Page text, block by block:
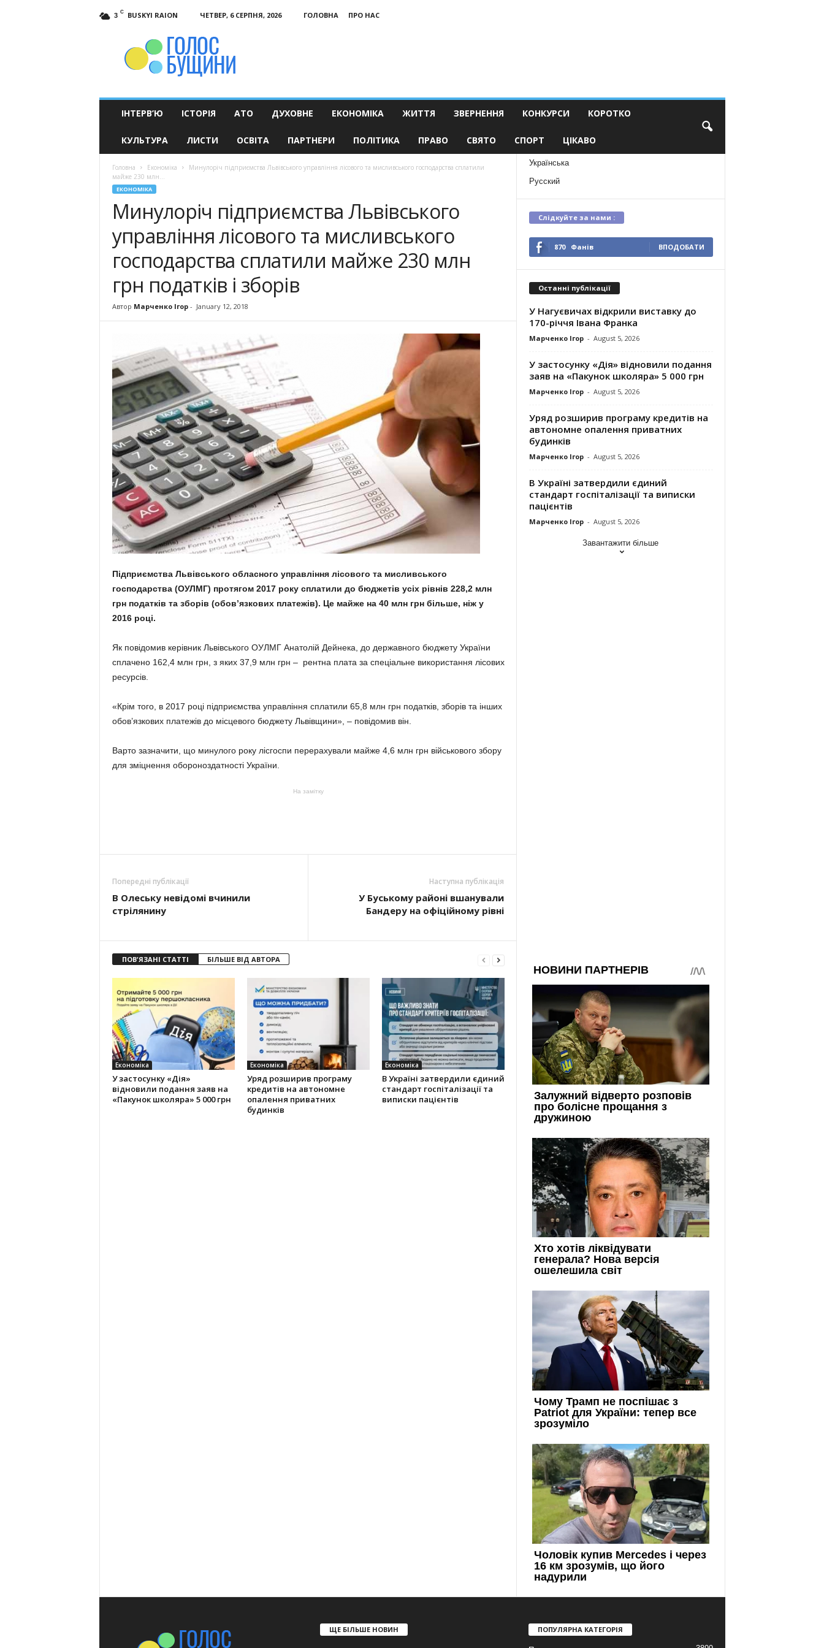
3 C BUSKYI RAION ЧЕТВЕР, 6 СЕРПНЯ, 2026 ГОЛОВНА
ПРО НАС
ІНТЕРВ’Ю ІСТОРІЯ АТО ДУХОВНЕ ЕКОНОМІКА ЖИТТЯ ЗВЕРНЕННЯ КОНКУРСИ КОРОТКО
КУЛЬТУРА ЛИСТИ ОСВІТА ПАРТНЕРИ ПОЛІТИКА ПРАВО СВЯТО СПОРТ ЦІКАВО
Головна Економіка
Минулоріч підприємства Львівського управління лісового та мисливського господарства сплатили
майже 230 млн...
ЕКОНОМІКА
Минулоріч підприємства Львівського
управління лісового та мисливського
господарства сплатили майже 230 млн
грн податків і зборів
Автор Марченко Ігор- January 12, 2018
Підприємства Львівського обласного управління лісового та мисливського
господарства (ОУЛМГ) протягом 2017 року сплатили до бюджетів усіх рівнів 228,2 млн
грн податків та зборів (обов’язкових платежів). Це майже на 40 млн грн більше, ніж у
2016 році.
Як повідомив керівник Львівського ОУЛМГ Анатолій Дейнека, до державного бюджету України
сплачено 162,4 млн грн, з яких 37,9 млн грн – рентна плата за спеціальне використання лісових
ресурсів.
«Крім того, в 2017 році підприємства управління сплатили 65,8 млн грн податків, зборів та інших
обов’язкових платежів до місцевого бюджету Львівщини», – повідомив він.
Варто зазначити, що минулого року лісгоспи перерахували майже 4,6 млн грн військового збору
для зміцнення обороноздатності України.
На замітку
Попередні публікації
В Олеську невідомі вчинили
стрілянину
Наступна публікація
У Буському районі вшанували
Бандеру на офіційному рівні
ПОВ'ЯЗАНІ СТАТТІ БІЛЬШЕ ВІД АВТОРА
Економіка
У застосунку «Дія»
відновили подання заяв на
«Пакунок школяра» 5 000 грн
Економіка
Уряд розширив програму
кредитів на автономне
опалення приватних
будинків
Економіка
В Україні затвердили єдиний
стандарт госпіталізації та
виписки пацієнтів
Українська
Русский
Слідкуйте за нами :
870 Фанів ВПОДОБАТИ
Останні публікації
У Нагуєвичах відкрили виставку до
170-річчя Івана Франка
Марченко Ігор - August 5, 2026
У застосунку «Дія» відновили подання
заяв на «Пакунок школяра» 5 000 грн
Марченко Ігор - August 5, 2026
Уряд розширив програму кредитів на
автономне опалення приватних
будинків
Марченко Ігор - August 5, 2026
В Україні затвердили єдиний
стандарт госпіталізації та виписки
пацієнтів
Марченко Ігор - August 5, 2026
Завантажити більше
ЩЕ БІЛЬШЕ НОВИН ПОПУЛЯРНА КАТЕГОРІЯ